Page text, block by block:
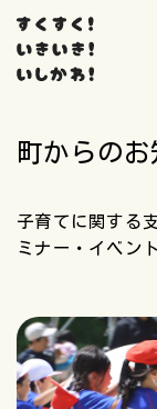
町からのお
子育てに関する
ミナー・イベン